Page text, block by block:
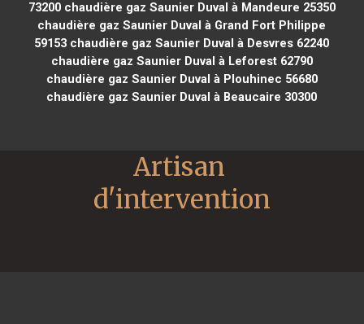
73200chaudière gaz Saunier Duval à Mandeure 25350
chaudière gaz Saunier Duval à Grand Fort Philippe
59153 chaudière gaz Saunier Duval à Desvres 62240
chaudière gaz Saunier Duval à Leforest 62790
chaudière gaz Saunier Duval à Plouhinec 56680
chaudière gaz Saunier Duval à Beaucaire 30300
Artisan
d'intervention